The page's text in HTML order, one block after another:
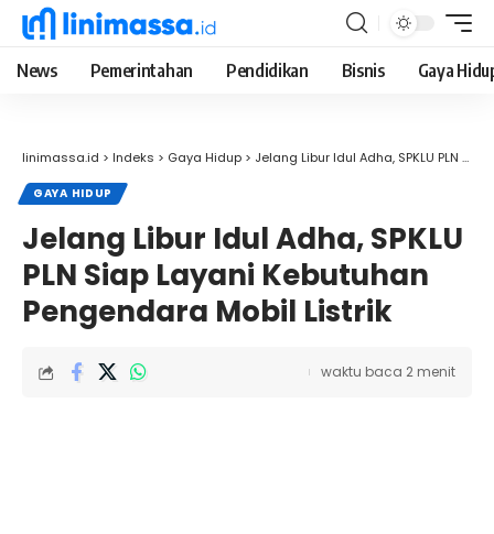
News Pemerintahan Pendidikan Bisnis Gaya
linimassa.id > Indeks > Gaya Hidup > Jelang Libur Idul Adha, SPKLU PLN Siap Layani Kebutuhan Pengendara Mobil Listrik
GAYA HIDUP
Jelang Libur Idul Adha, SPKLU
PLN Siap Layani Kebutuhan
Pengendara Mobil Listrik
waktu baca 2 menit